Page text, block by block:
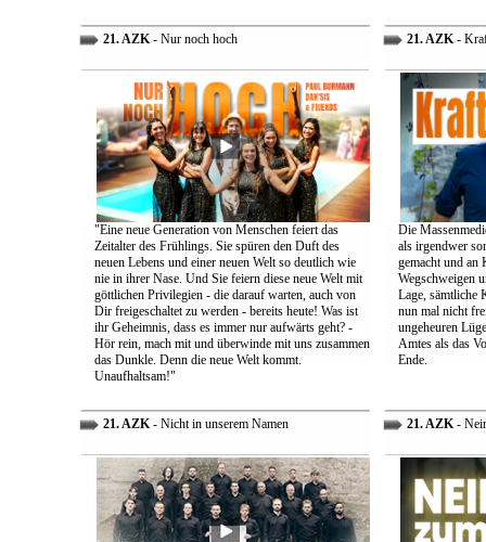
21. AZK- Nur noch hoch
"Eine neue Generation von Menschen feiert das
Zeitalter des Frühlings. Sie spüren den Duft des
neuen Lebens und einer neuen Welt so deutlich wie
nie in ihrer Nase. Und Sie feiern diese neue Welt mit
göttlichen Privilegien - die darauf warten, auch von
Dir freigeschaltet zu werden - bereits heute! Was ist
ihr Geheimnis, dass es immer nur aufwärts geht? -
Hör rein, mach mit und überwinde mit uns zusammen
das Dunkle. Denn die neue Welt kommt.
Unaufhaltsam!"
21. AZK-
Die
als irgendwer
gemacht und an
Wegschweigen
Lage, sämtliche
nun mal nicht
ungeheuren
Amtes als das
Ende.
21. AZK- Nicht in unserem Namen 21. AZK-